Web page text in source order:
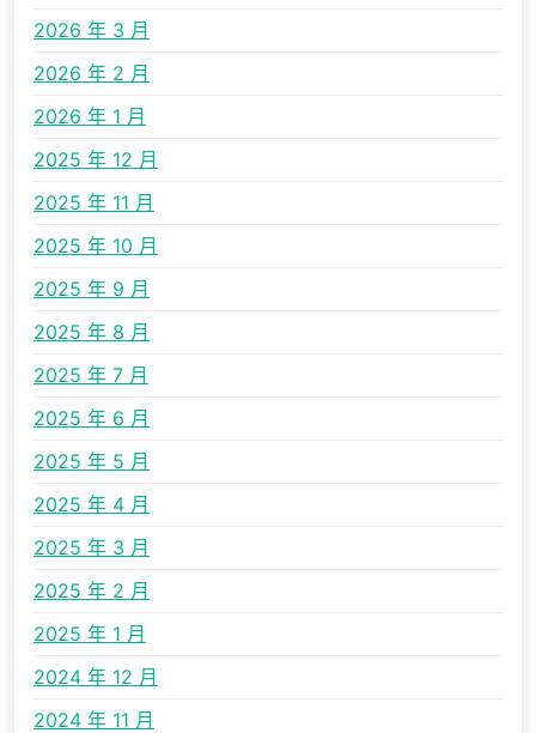
2026 年 3 月
2026 年 2 月
2026 年 1 月
2025 年 12 月
2025 年 11 月
2025 年 10 月
2025 年 9 月
2025 年 8 月
2025 年 7 月
2025 年 6 月
2025 年 5 月
2025 年 4 月
2025 年 3 月
2025 年 2 月
2025 年 1 月
2024 年 12 月
2024 年 11 月